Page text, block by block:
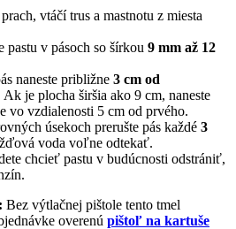
vtáčí trus a mastnotu z miesta
pastu v pásoch so šírkou 9 mm až 12
naneste približne 3 cm od
Ak je plocha širšia ako 9 cm, naneste
vo vzdialenosti 5 cm od prvého.
úsekoch prerušte pás každé 3
voda voľne odtekať.
chcieť pastu v budúcnosti odstrániť,
Bez výtlačnej pištole tento tmel
overenú pištoľ na kartuše